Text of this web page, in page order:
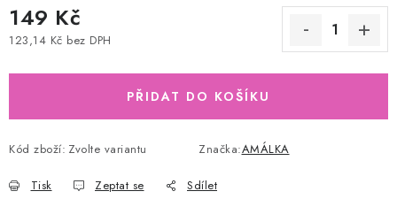
149 Kč
123,14 Kč bez DPH
PŘIDAT DO KOŠÍKU
Kód zboží: Zvolte variantu Značka:AMÁLKA
Tisk Zeptat se Sdílet